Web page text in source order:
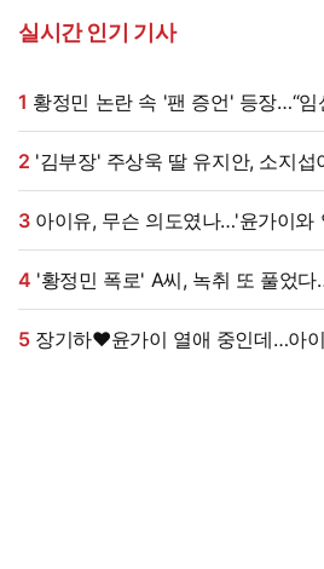
실시간 인기 기사
1
식사도”
2
방치했다…"비누인 줄"
3아이유, 무슨 의도였나…'윤가이와 열애중' 장기하 BGM에
의견분분 [엑's 이슈]
4
섹시해"·"안아보고 싶다=마음의 소
5장기하♥윤가이 열애 중인데…아이유, 전 연인 노래 선곡에